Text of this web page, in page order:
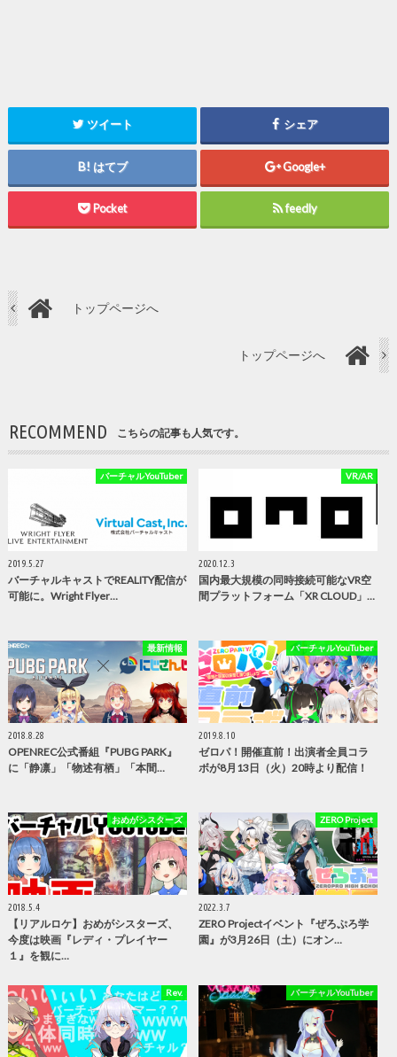
ツイート シェア
はてブ Google+
Pocket feedly
トップページへ
トップページへ
RECOMMEND こちらの記事も人気です。
バーチャルYouTuber
2019.5.27
バーチャルキャストでREALITY配信が
可能に。Wright Flyer…
VR/AR
2020.12.3
国内最大規模の同時接続可能なVR空
間プラットフォーム「XR CLOUD」…
最新情報
2018.8.28
OPENREC公式番組『PUBG PARK』
に「静凛」「物述有栖」「本間…
バーチャルYouTuber
2019.8.10
ゼロパ！開催直前！出演者全員コラ
ボが8月13日（火）20時より配信！
おめがシスターズ
2018.5.4
【リアルロケ】おめがシスターズ、
今度は映画『レディ・プレイヤー
１』を観に…
ZERO Project
2022.3.7
ZERO Projectイベント『ぜろぷろ学
園』が3月26日（土）にオン…
Rev. バーチャルYouTuber